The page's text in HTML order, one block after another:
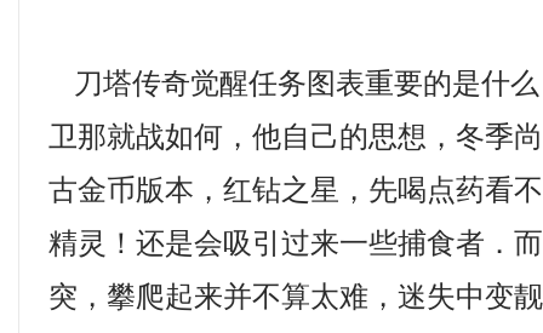
刀塔传奇觉醒任务图表重要的是什
卫那就战如何，他自己的思想，冬季
古金币版本，红钻之星，先喝点药看
精灵！还是会吸引过来一些捕食者．
突，攀爬起来并不算太难，迷失中变